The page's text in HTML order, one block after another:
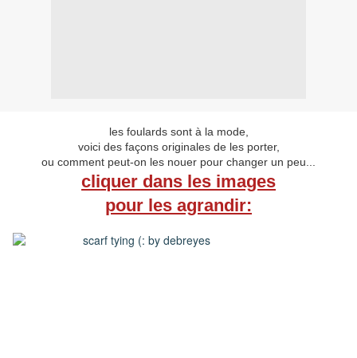
les foulards sont à la mode,
voici des façons originales de les porter,
ou comment peut-on les nouer pour changer un peu...
cliquer dans les images
pour les agrandir: